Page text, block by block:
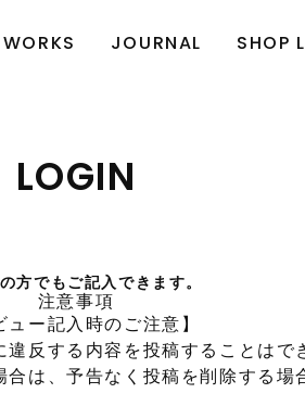
WORKS JOURNAL SHOP
LOGIN
方でもご記入できます。
注意事項
ュー記入時のご注意】
反する内容を投稿することはで
は、予告なく投稿を削除する場